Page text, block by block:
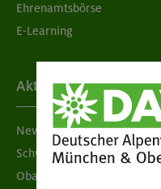
Ehrenamtsbörse
E-Learning
Aktuelles
Newsletter
Schwarzes Brett
Obacht geben!